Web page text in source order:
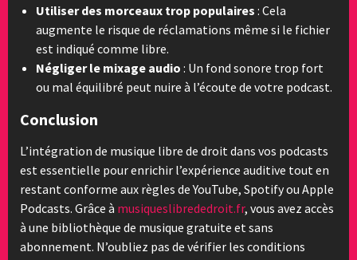
Utiliser des morceaux trop populaires : Cela
augmente le risque de réclamations même si le fichier
est indiqué comme libre.
Négliger le mixage audio : Un fond sonore trop fort
ou mal équilibré peut nuire à l’écoute de votre podcast.
Conclusion
L’intégration de musique libre de droit dans vos podcasts
est essentielle pour enrichir l’expérience auditive tout en
restant conforme aux règles de YouTube, Spotify ou Apple
Podcasts. Grâce à musiqueslibrededroit.fr, vous avez accès
à une bibliothèque de musique gratuite et sans
abonnement. N’oubliez pas de vérifier les conditions